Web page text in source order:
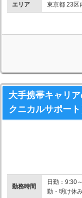
エリア 東京都 23区
大手携帯キャリ
クニカルサポート
勤務時間
日勤：9:30
勤・明け休